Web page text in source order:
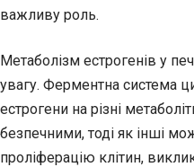
важливу роль.
Метаболізм естрогенів у
увагу. Ферментна система
естрогени на різні
безпечними, тоді як інші
проліферацію клітин,